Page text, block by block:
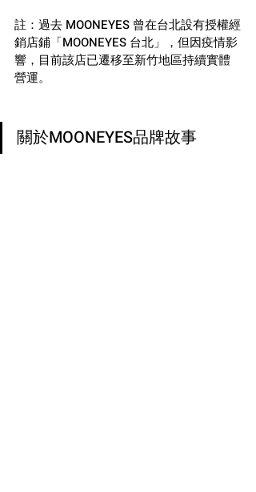
註：過去 MOONEYES 曾在台北設有授權經
銷店鋪「MOONEYES 台北」，但因疫情影
響，目前該店已遷移至新竹地區持續實體
營運。
關於MOONEYES品牌故事